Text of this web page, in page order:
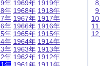
年
年
年
年
年
年
年
年
1969年
1968年
1967年
1966年
1965年
1964年
1963年
1962年
1919年
1918年
1917年
1916年
1915年
1914年
1913年
1912年